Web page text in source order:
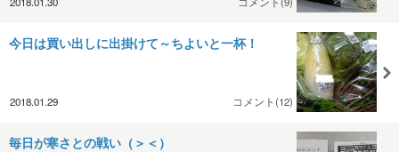
今日は買い出しに出掛けて～ちよいと一杯！
2018.01.29 コメント(12)
毎日が寒さとの戦い（＞＜）